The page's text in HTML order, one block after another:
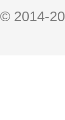
© 2014-